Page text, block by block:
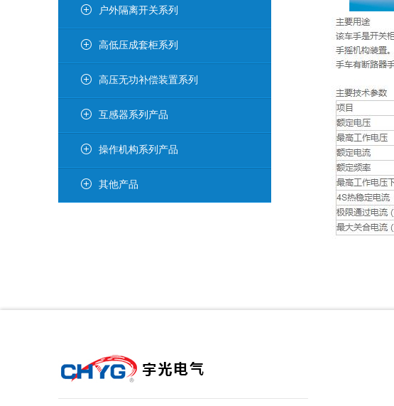
户外隔离开关系列
高低压成套柜系列
高压无功补偿装置系列
互感器系列产品
操作机构系列产品
其他产品